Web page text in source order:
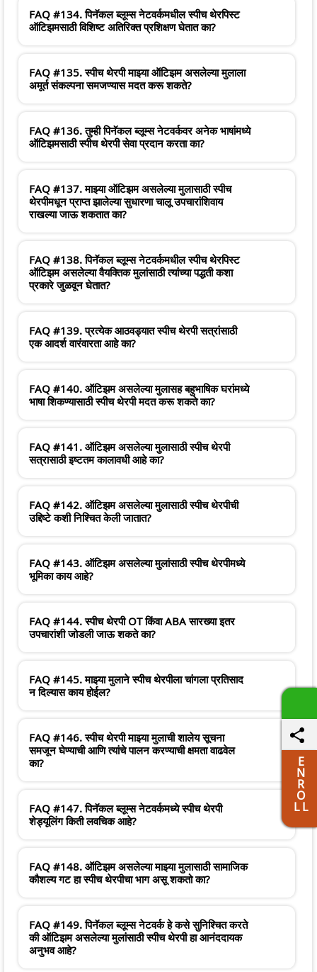
FAQ #134. पिनॅकल ब्लूम्स नेटवर्कमधील स्पीच थेरपिस्ट
ऑटिझमसाठी विशिष्ट अतिरिक्त प्रशिक्षण घेतात का?
FAQ #135. स्पीच थेरपी माझ्या ऑटिझम असलेल्या मुलाला
अमूर्त संकल्पना समजण्यास मदत करू शकते?
FAQ #136. तुम्ही पिनॅकल ब्लूम्स नेटवर्कवर अनेक भाषांमध्ये
ऑटिझमसाठी स्पीच थेरपी सेवा प्रदान करता का?
FAQ #137. माझ्या ऑटिझम असलेल्या मुलासाठी स्पीच
थेरपीमधून प्राप्त झालेल्या सुधारणा चालू उपचारांशिवाय
राखल्या जाऊ शकतात का?
FAQ #138. पिनॅकल ब्लूम्स नेटवर्कमधील स्पीच थेरपिस्ट
ऑटिझम असलेल्या वैयक्तिक मुलांसाठी त्यांच्या पद्धती कशा
प्रकारे जुळवून घेतात?
FAQ #139. प्रत्येक आठवड्यात स्पीच थेरपी सत्रांसाठी
एक आदर्श वारंवारता आहे का?
FAQ #140. ऑटिझम असलेल्या मुलासह बहुभाषिक घरांमध्ये
भाषा शिकण्यासाठी स्पीच थेरपी मदत करू शकते का?
FAQ #141. ऑटिझम असलेल्या मुलासाठी स्पीच थेरपी
सत्रासाठी इष्टतम कालावधी आहे का?
FAQ #142. ऑटिझम असलेल्या मुलासाठी स्पीच थेरपीची
उद्दिष्टे कशी निश्चित केली जातात?
FAQ #143. ऑटिझम असलेल्या मुलांसाठी स्पीच थेरपीमध्ये
भूमिका काय आहे?
FAQ #144. स्पीच थेरपी OT किंवा ABA सारख्या इतर
उपचारांशी जोडली जाऊ शकते का?
FAQ #145. माझ्या मुलाने स्पीच थेरपीला चांगला प्रतिसाद
न दिल्यास काय होईल?
FAQ #146. स्पीच थेरपी माझ्या मुलाची शालेय सूचना
समजून घेण्याची आणि त्यांचे पालन करण्याची क्षमता वाढवेल
का?
FAQ #147. पिनॅकल ब्लूम्स नेटवर्कमध्ये स्पीच थेरपी
शेड्यूलिंग किती लवचिक आहे?
FAQ #148. ऑटिझम असलेल्या माझ्या मुलासाठी सामाजिक
कौशल्य गट हा स्पीच थेरपीचा भाग असू शकतो का?
FAQ #149. पिनॅकल ब्लूम्स नेटवर्क हे कसे सुनिश्चित करते
की ऑटिझम असलेल्या मुलांसाठी स्पीच थेरपी हा आनंददायक
अनुभव आहे?
E
N
R
O
L L